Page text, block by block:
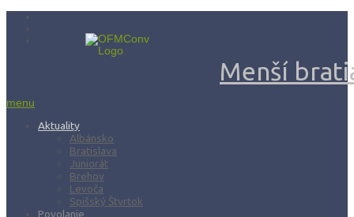
Menší
menu
Aktuality
Albánsko
Bratislava
Juniorát
Brehov
Levoča
Spišský Štvrtok
Povolanie